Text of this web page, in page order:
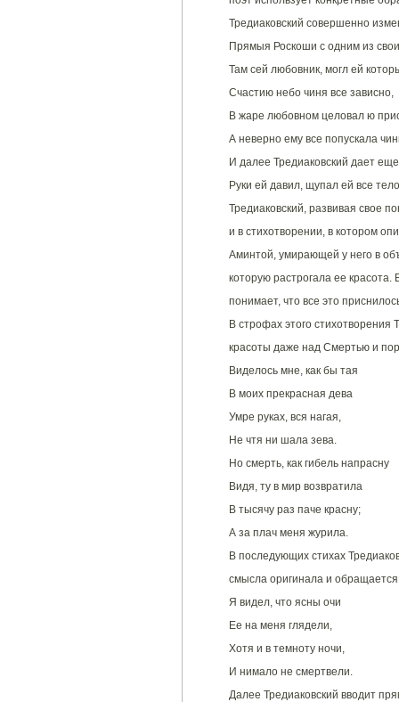
Тредиаковский совершенно
Прямыя Роскоши с одним из
Там сей любовник, могл ей
Счастию небо чиня все зависно,
В жаре любовном целовал ю
А неверно ему все попускала
И далее Тредиаковский дает
Руки ей давил, щупал ей все
Тредиаковский, развивая свое
и в стихотворении, в котором
Аминтой, умирающей у него в
которую растрогала ее
понимает, что все это
В строфах этого стихотворения
красоты даже над Смертью и
Виделось мне, как бы тая
В моих прекрасная дева
Умре руках, вся нагая,
Не чтя ни шала зева.
Но смерть, как гибель напрасну
Видя, ту в мир возвратила
В тысячу раз паче красну;
А за плач меня журила.
В последующих стихах
смысла оригинала и
Я видел, что ясны очи
Ее на меня глядели,
Хотя и в темноту ночи,
И нимало не смертвели.
Далее Тредиаковский вводит